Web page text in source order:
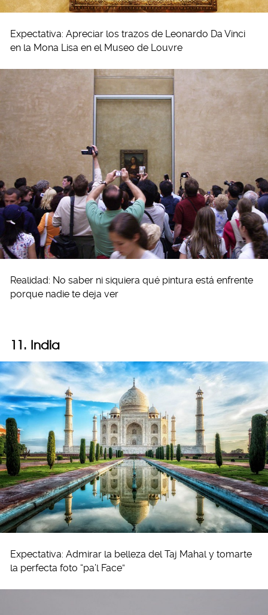
Expectativa: Apreciar los trazos de Leonardo Da Vinci
en la Mona Lisa en el Museo de Louvre
Realidad: No saber ni siquiera qué pintura está enfrente
porque nadie te deja ver
11. India
Expectativa: Admirar la belleza del Taj Mahal y tomarte
la perfecta foto “pa’l Face”